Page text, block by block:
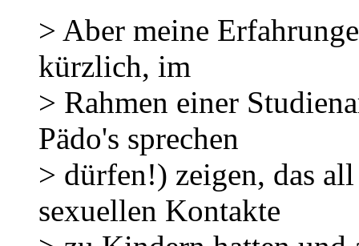
> Aber meine
kürzlich, im
> Rahmen einer
Pädo's sprechen
> dürfen!) zeigen, das
sexuellen Kontakte